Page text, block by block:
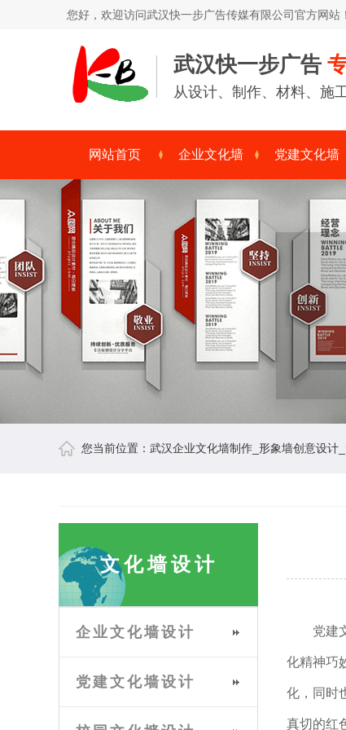
您好，欢迎访问武汉快一步广告传媒有限公司官方网站！
武汉快一步广告
从设计、制作、材料、
网站首页 企业文化墙 党建文化墙
您当前位置： 武汉企业文化墙制作_形象墙创意设计
文化墙设计
企业文化墙设计
党建文化墙设计
党建文
化精神巧
化，同时
真切的红